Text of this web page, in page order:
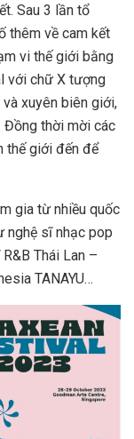
Sau 3 lần tổ
thêm về cam kết
vi thế giới bằng
với chữ X tượng
xuyên biên giới,
Đồng thời mời các
thế giới đến để
gia từ nhiều quốc
nghệ sĩ nhạc pop
Thái Lan –
TANAYU…